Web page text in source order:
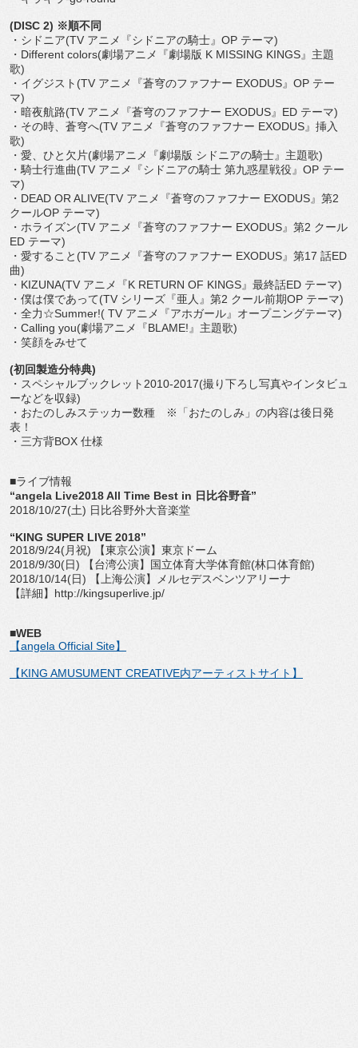
(DISC 2) ※順不同
・シドニア(TV アニメ『シドニアの騎士』OP テーマ)
・Different colors(劇場アニメ『劇場版 K MISSING KINGS』主題
歌)
・イグジスト(TV アニメ『蒼穹のファフナー EXODUS』OP テー
マ)
・暗夜航路(TV アニメ『蒼穹のファフナー EXODUS』ED テーマ)
・その時、蒼穹へ(TV アニメ『蒼穹のファフナー EXODUS』挿入
歌)
・愛、ひと欠片(劇場アニメ『劇場版 シドニアの騎士』主題歌)
・騎士行進曲(TV アニメ『シドニアの騎士 第九惑星戦役』OP テー
マ)
・DEAD OR ALIVE(TV アニメ『蒼穹のファフナー EXODUS』第2
クールOP テーマ)
・ホライズン(TV アニメ『蒼穹のファフナー EXODUS』第2 クール
ED テーマ)
・愛すること(TV アニメ『蒼穹のファフナー EXODUS』第17 話ED
曲)
・KIZUNA(TV アニメ『K RETURN OF KINGS』最終話ED テーマ)
・僕は僕であって(TV シリーズ『亜人』第2 クール前期OP テーマ)
・全力☆Summer!( TV アニメ『アホガール』オープニングテーマ)
・Calling you(劇場アニメ『BLAME!』主題歌)
・笑顔をみせて
(初回製造分特典)
・スペシャルブックレット2010-2017(撮り下ろし写真やインタビュ
ーなどを収録)
・おたのしみステッカー数種 ※「おたのしみ」の内容は後日発
表！
・三方背BOX 仕様
■ライブ情報
“angela Live2018 All Time Best in 日比谷野音”
2018/10/27(土) 日比谷野外大音楽堂
“KING SUPER LIVE 2018”
2018/9/24(月祝) 【東京公演】東京ドーム
2018/9/30(日) 【台湾公演】国立体育大学体育館(林口体育館)
2018/10/14(日) 【上海公演】メルセデスベンツアリーナ
【詳細】http://kingsuperlive.jp/
■WEB
【angela Official Site】
【KING AMUSUMENT CREATIVE内アーティストサイト】